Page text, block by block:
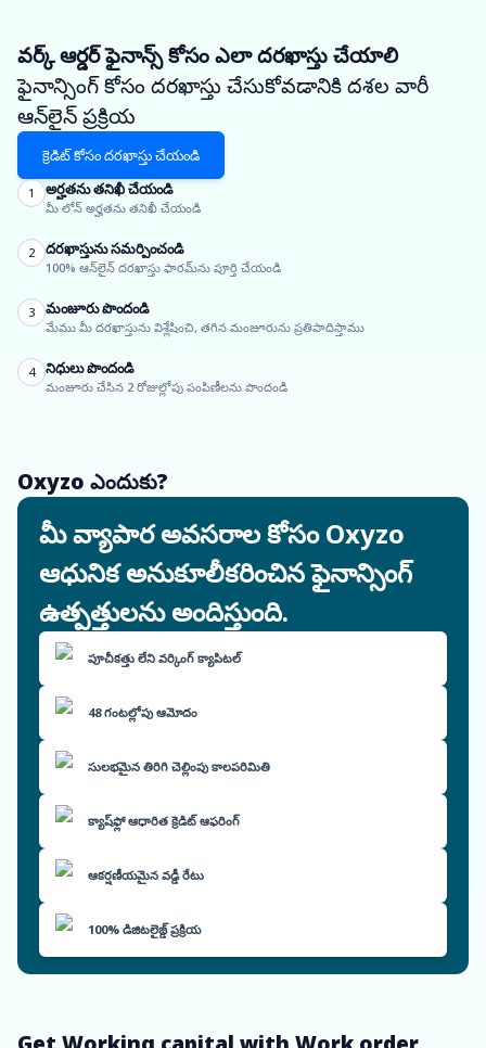
వర్క్ ఆర్డర్ ఫైనాన్స్ కోసం ఎలా దరఖాస్తు చేయాలి
ఫైనాన్సింగ్ కోసం దరఖాస్తు చేసుకోవడానికి దశల వారీ
ఆన్‌లైన్ ప్రక్రియ
క్రెడిట్ కోసం దరఖాస్తు చేయండి
1 అర్హతను తనిఖీ చేయండి
మీ లోన్ అర్హతను తనిఖీ చేయండి
2 దరఖాస్తును సమర్పించండి
100% ఆన్‌లైన్ దరఖాస్తు ఫారమ్‌ను పూర్తి చేయండి
3 మంజూరు పొందండి
మేము మీ దరఖాస్తును విశ్లేషించి, తగిన మంజూరును ప్రతిపాదిస్తాము
4 నిధులు పొందండి
మంజూరు చేసిన 2 రోజుల్లోపు పంపిణీలను పొందండి
Oxyzo ఎందుకు?
మీ వ్యాపార అవసరాల కోసం Oxyzo
ఆధునిక అనుకూలీకరించిన ఫైనాన్సింగ్
ఉత్పత్తులను అందిస్తుంది.
పూచీకత్తు లేని వర్కింగ్ క్యాపిటల్
48 గంటల్లోపు ఆమోదం
సులభమైన తిరిగి చెల్లింపు కాలపరిమితి
క్యాష్‌ఫ్లో ఆధారిత క్రెడిట్ ఆఫరింగ్
ఆకర్షణీయమైన వడ్డీ రేటు
100% డిజిటలైజ్డ్ ప్రక్రియ